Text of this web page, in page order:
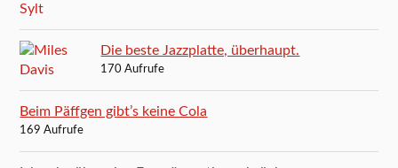
Die beste Jazzplatte, überhaupt.
170 Aufrufe
Beim Päffgen gibt’s keine Cola
169 Aufrufe